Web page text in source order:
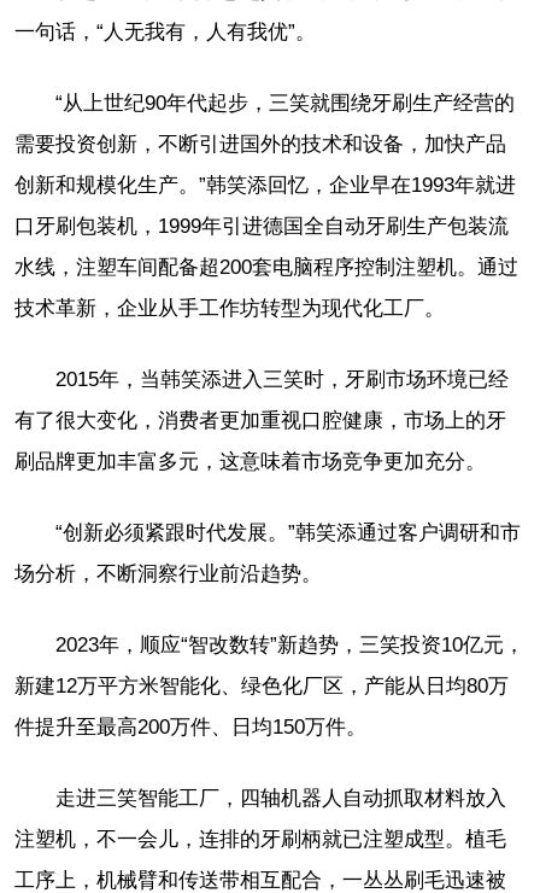
一句话，“人无我有，人有我优”。
“从上世纪90年代起步，三笑就围绕牙刷生产经营的
需要投资创新，不断引进国外的技术和设备，加快产品
创新和规模化生产。”韩笑添回忆，企业早在1993年就进
口牙刷包装机，1999年引进德国全自动牙刷生产包装流
水线，注塑车间配备超200套电脑程序控制注塑机。通过
技术革新，企业从手工作坊转型为现代化工厂。
2015年，当韩笑添进入三笑时，牙刷市场环境已经
有了很大变化，消费者更加重视口腔健康，市场上的牙
刷品牌更加丰富多元，这意味着市场竞争更加充分。
“创新必须紧跟时代发展。”韩笑添通过客户调研和市
场分析，不断洞察行业前沿趋势。
2023年，顺应“智改数转”新趋势，三笑投资10亿元，
新建12万平方米智能化、绿色化厂区，产能从日均80万
件提升至最高200万件、日均150万件。
走进三笑智能工厂，四轴机器人自动抓取材料放入
注塑机，不一会儿，连排的牙刷柄就已注塑成型。植毛
工序上，机械臂和传送带相互配合，一丛丛刷毛迅速被